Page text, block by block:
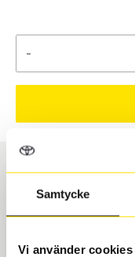
Samtycke
Vi använder cookies
-
Däcktyp
3357